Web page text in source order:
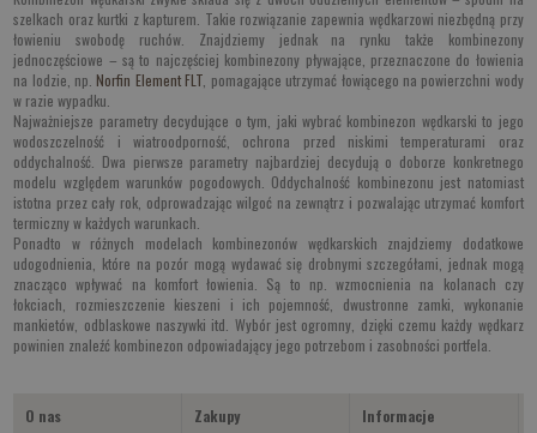
szelkach oraz kurtki z kapturem. Takie rozwiązanie zapewnia wędkarzowi niezbędną przy
łowieniu swobodę ruchów. Znajdziemy jednak na rynku także kombinezony
jednoczęściowe – są to najczęściej kombinezony pływające, przeznaczone do łowienia
na lodzie, np. Norfin Element FLT , pomagające utrzymać łowiącego na powierzchni wody
w razie wypadku.
Najważniejsze parametry decydujące o tym, jaki wybrać kombinezon wędkarski to jego
wodoszczelność i wiatroodporność, ochrona przed niskimi temperaturami oraz
oddychalność. Dwa pierwsze parametry najbardziej decydują o doborze konkretnego
modelu względem warunków pogodowych. Oddychalność kombinezonu jest natomiast
istotna przez cały rok, odprowadzając wilgoć na zewnątrz i pozwalając utrzymać komfort
termiczny w każdych warunkach.
Ponadto w różnych modelach kombinezonów wędkarskich znajdziemy dodatkowe
udogodnienia, które na pozór mogą wydawać się drobnymi szczegółami, jednak mogą
znacząco wpływać na komfort łowienia. Są to np. wzmocnienia na kolanach czy
łokciach, rozmieszczenie kieszeni i ich pojemność, dwustronne zamki, wykonanie
mankietów, odblaskowe naszywki itd. Wybór jest ogromny, dzięki czemu każdy wędkarz
powinien znaleźć kombinezon odpowiadający jego potrzebom i zasobności portfela.
O nas Zakupy Informacje